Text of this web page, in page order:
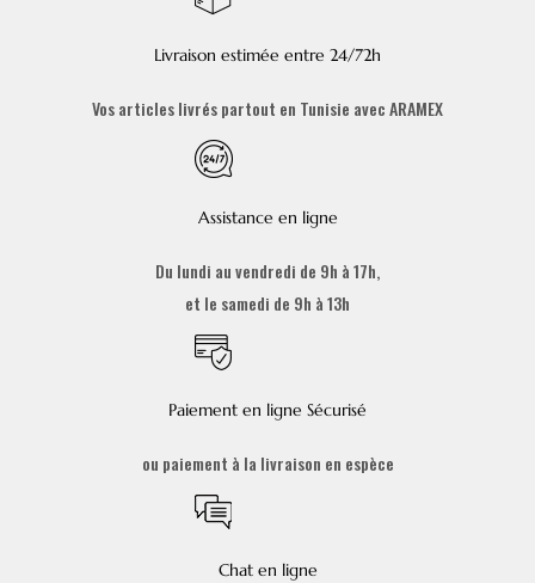
Livraison estimée entre 24/72h
Vos articles livrés partout en Tunisie avec ARAMEX
Assistance en ligne
Du lundi au vendredi de 9h à 17h,
et le samedi de 9h à 13h
Paiement en ligne Sécurisé
ou paiement à la livraison en espèce
Chat en ligne